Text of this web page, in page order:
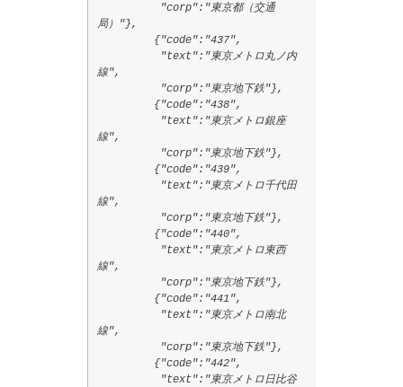
"corp":"東京都（交通
局）"},
{"code":"437",
"text":"東京メトロ丸ノ内
線",
"corp":"東京地下鉄"},
{"code":"438",
"text":"東京メトロ銀座
線",
"corp":"東京地下鉄"},
{"code":"439",
"text":"東京メトロ千代田
線",
"corp":"東京地下鉄"},
{"code":"440",
"text":"東京メトロ東西
線",
"corp":"東京地下鉄"},
{"code":"441",
"text":"東京メトロ南北
線",
"corp":"東京地下鉄"},
{"code":"442",
"text":"東京メトロ日比谷